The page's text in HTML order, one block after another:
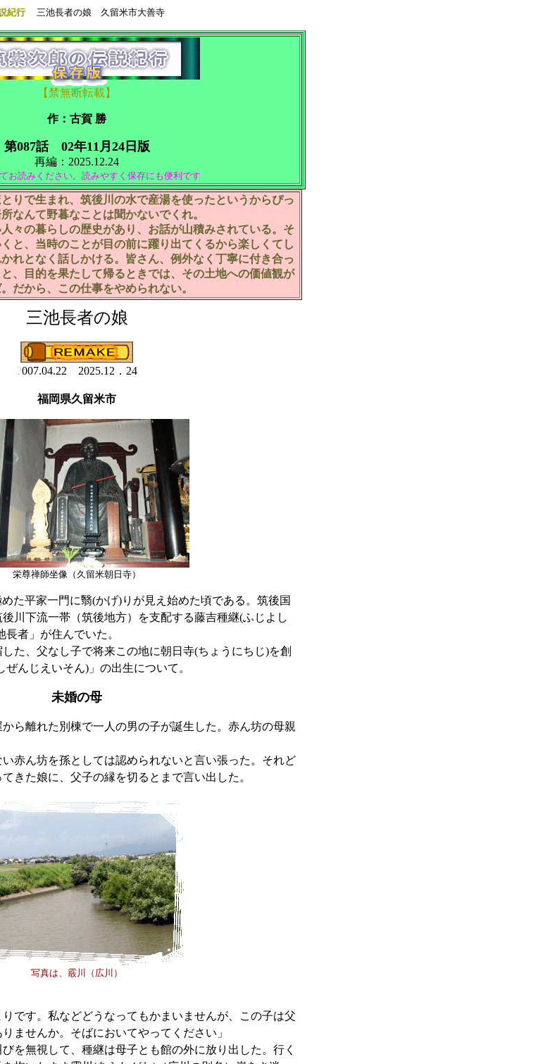
紀行 三池長者の娘 久留米市大善寺
【禁無断転載】
作：古賀 勝
第087話 02年11月24日版
再編：2025.12.24
お読みください。読みやすく保存にも便利です
りで生まれ、筑後川の水で産湯を使ったというからぴっ
なんて野暮なことは聞かないでくれ。
々の暮らしの歴史があり、お話が山積みされている。そ
と、当時のことが目の前に躍り出てくるから楽しくてし
れとなく話しかける。皆さん、例外なく丁寧に付き合っ
、目的を果たして帰るときでは、その土地への価値観が
だから、この仕事をやめられない。
三池長者の娘
2007.04.22 2025.12．24
福岡県久留米市
栄尊禅師坐像（久留米朝日寺）
た平家一門に翳(かげ)りが見え始めた頃である。筑後国
川下流一帯（筑後地方）を支配する藤吉種継(ふじよし
者」が住んでいた。
た、父なし子で将来この地に朝日寺(ちょうにちじ)を創
ぜんじえいそん)」の出生について。
未婚の母
ら離れた別棟で一人の男の子が誕生した。赤ん坊の母親
赤ん坊を孫としては認められないと言い張った。それど
きた娘に、父子の縁を切るとまで言い出した。
写真は、霰川（広川）
りです。私などどうなってもかまいませんが、この子は父
ませんか。そばにおいてやってください」
を無視して、種継は母子とも館の外に放り出した。行く